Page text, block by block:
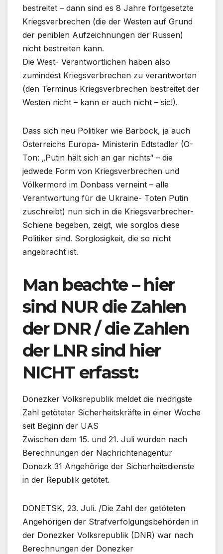
bestreitet – dann sind es 8 Jahre fortgesetzte
Kriegsverbrechen (die der Westen auf Grund
der peniblen Aufzeichnungen der Russen)
nicht bestreiten kann.
Die West- Verantwortlichen haben also
zumindest Kriegsverbrechen zu verantworten
(den Terminus Kriegsverbrechen bestreitet der
Westen nicht – kann er auch nicht – sic!).
Dass sich neu Politiker wie Bärbock, ja auch
Österreichs Europa- Ministerin Edtstadler (O-
Ton: „Putin hält sich an gar nichts“ – die
jedwede Form von Kriegsverbrechen und
Völkermord im Donbass verneint – alle
Verantwortung für die Ukraine- Toten Putin
zuschreibt) nun sich in die Kriegsverbrecher-
Schiene begeben, zeigt, wie sorglos diese
Politiker sind. Sorglosigkeit, die so nicht
angebracht ist.
Man beachte – hier
sind NUR die Zahlen
der DNR / die Zahlen
der LNR sind hier
NICHT erfasst:
Donezker Volksrepublik meldet die niedrigste
Zahl getöteter Sicherheitskräfte in einer Woche
seit Beginn der UAS
Zwischen dem 15. und 21. Juli wurden nach
Berechnungen der Nachrichtenagentur
Donezk 31 Angehörige der Sicherheitsdienste
in der Republik getötet.
DONETSK, 23. Juli. /Die Zahl der getöteten
Angehörigen der Strafverfolgungsbehörden in
der Donezker Volksrepublik (DNR) war nach
Berechnungen der Donezker